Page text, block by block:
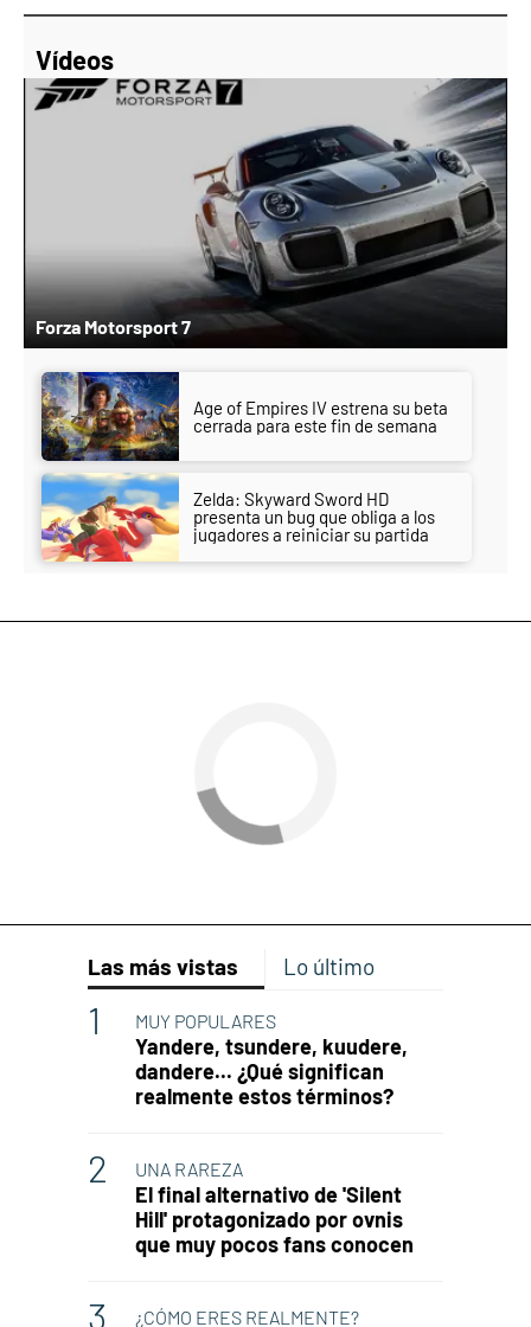
Vídeos
Forza Motorsport 7
Age of Empires IV estrena su beta
cerrada para este fin de semana
Zelda: Skyward Sword HD
presenta un bug que obliga a los
jugadores a reiniciar su partida
Las más vistas Lo último
MUY POPULARES
Yandere, tsundere, kuudere,
dandere... ¿Qué significan
realmente estos términos?
UNA RAREZA
El final alternativo de 'Silent
Hill' protagonizado por ovnis
que muy pocos fans conocen
¿CÓMO ERES REALMENTE?